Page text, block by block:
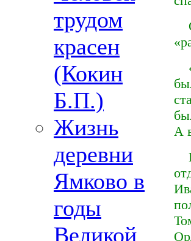
трудом
красен
(Кокин
Б.П.)
Жизнь
деревни
Ямково в
годы
Великой
А